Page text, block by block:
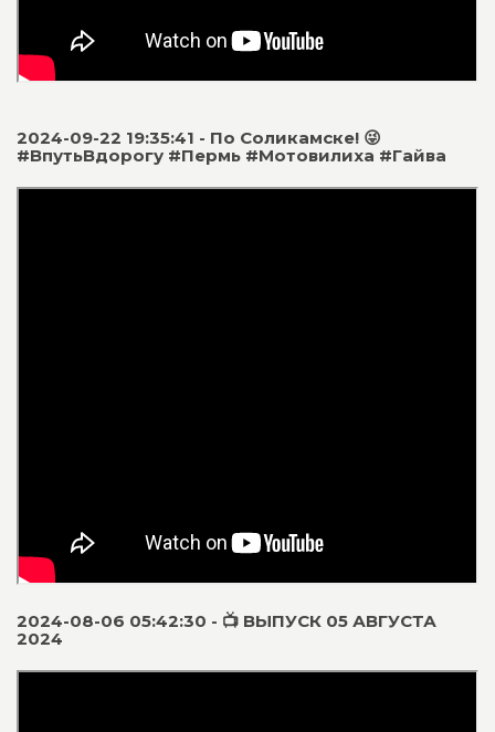
2024-09-22 19:35:41 - По Соликамске! 😜
#ВпутьВдорогу #Пермь #Мотовилиха #Гайва
2024-08-06 05:42:30 - 📺 ВЫПУСК 05 АВГУСТА
2024